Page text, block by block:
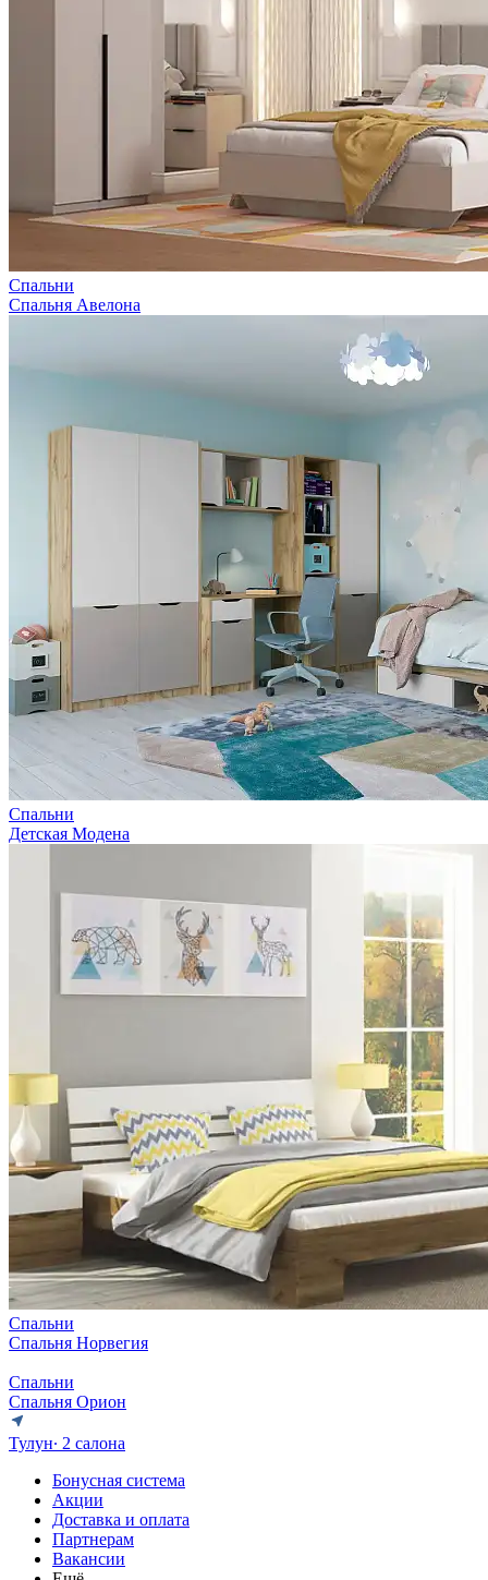
Спальни
Спальня Авелона
Спальни
Детская Модена
Спальни
Спальня Норвегия
Спальни
Спальня Орион
Тулун∙ 2 салона
Бонусная система
Акции
Доставка и оплата
Партнерам
Вакансии